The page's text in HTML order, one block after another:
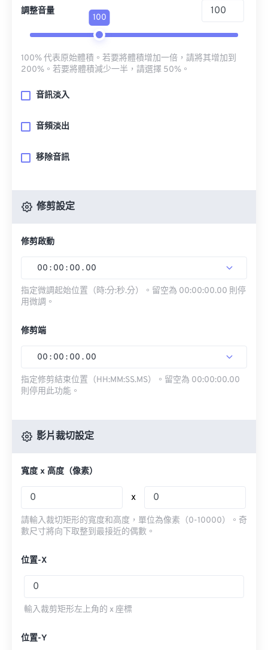
調整音量
100
100% 代表原始體積。若要將體積增加一倍，請將其增加到
200%。若要將體積減少一半，請選擇 50%。
音訊淡入
音頻淡出
移除音訊
修剪設定
修剪啟動
00 : 00 : 00 . 00
指定微調起始位置（時:分:秒.分）。留空為 00:00:00.00 則停
用微調。
修剪端
00 : 00 : 00 . 00
指定修剪結束位置（HH:MM:SS.MS）。留空為 00:00:00.00
則停用此功能。
影片裁切設定
寬度 x 高度（像素）
x
請輸入裁切矩形的寬度和高度，單位為像素（0-10000）。奇
數尺寸將向下取整到最接近的偶數。
位置-X
輸入裁剪矩形左上角的 x 座標
位置-Y